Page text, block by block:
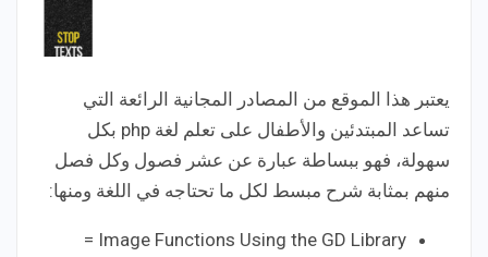
يعتبر هذا الموقع من المصادر المجانية الرائعة التي
تساعد المبتدئين والأطفال على تعلم لغة php بكل
سهولة، فهو ببساطة عبارة عن عشر فصول وكل فصل
منهم بمثابة شرح مبسط لكل ما تحتاجه في اللغة ومنها:
Image Functions Using the GD Library =